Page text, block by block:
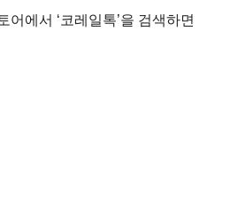
어에서 ‘코레일톡’을 검색하면